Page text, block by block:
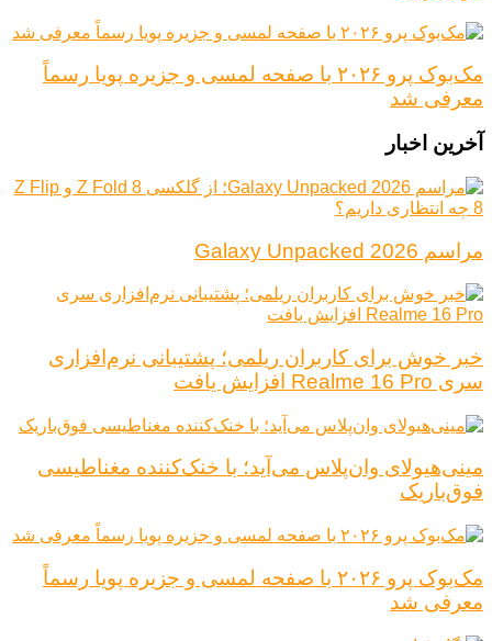
مک‌بوک پرو ۲۰۲۶ با صفحه لمسی و جزیره پویا رسماً
معرفی شد
آخرین اخبار
مراسم Galaxy Unpacked 2026
خبر خوش برای کاربران ریلمی؛ پشتیبانی نرم‌افزاری
سری Realme 16 Pro افزایش یافت
مینی‌هیولای وان‌پلاس می‌آید؛ با خنک‌کننده مغناطیسی
فوق‌باریک
مک‌بوک پرو ۲۰۲۶ با صفحه لمسی و جزیره پویا رسماً
معرفی شد